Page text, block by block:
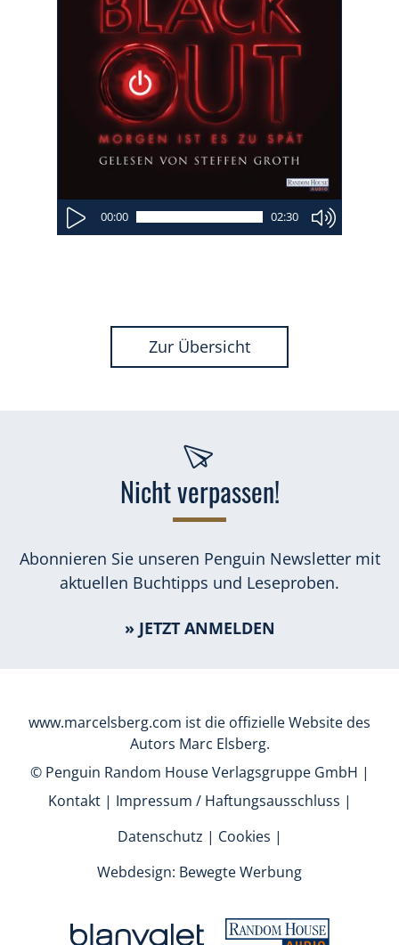
00:00 02:30
Zur Übersicht
Nicht verpassen!
Abonnieren Sie unseren Penguin Newsletter mit
aktuellen Buchtipps und Leseproben.
» JETZT ANMELDEN
www.marcelsberg.com ist die offizielle Website des
Autors Marc Elsberg.
© Penguin Random House Verlagsgruppe GmbH |
Kontakt| Impressum / Haftungsausschluss |
Datenschutz | Cookies |
Webdesign: Bewegte Werbung